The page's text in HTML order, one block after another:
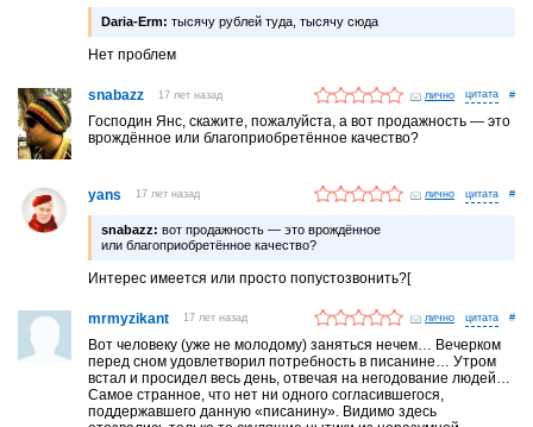
Daria-Erm: тысячу рублей туда, тысячу сюда
Нет проблем
snabazz 17 лет назад лично #
Господин Янс, скажите, пожалуйста, а вот продажность — это
врождённое или благоприобретённое качество?
yans 17 лет назад лично #
snabazz: вот продажность — это врождённое
или благоприобретённое качество?
Интерес имеется или просто попустозвонить?[
mrmyzikant 17 лет назад лично #
Вот человеку (уже не молодому) заняться нечем… Вечерком
перед сном удовлетворил потребность в писанине… Утром
встал и просидел весь день, отвечая на негодование людей…
Самое странное, что нет ни одного согласившегося,
поддержавшего данную «писанину». Видимо здесь